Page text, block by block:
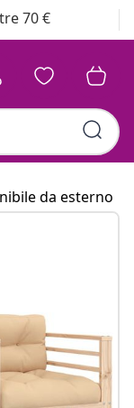
70 €
da esterno